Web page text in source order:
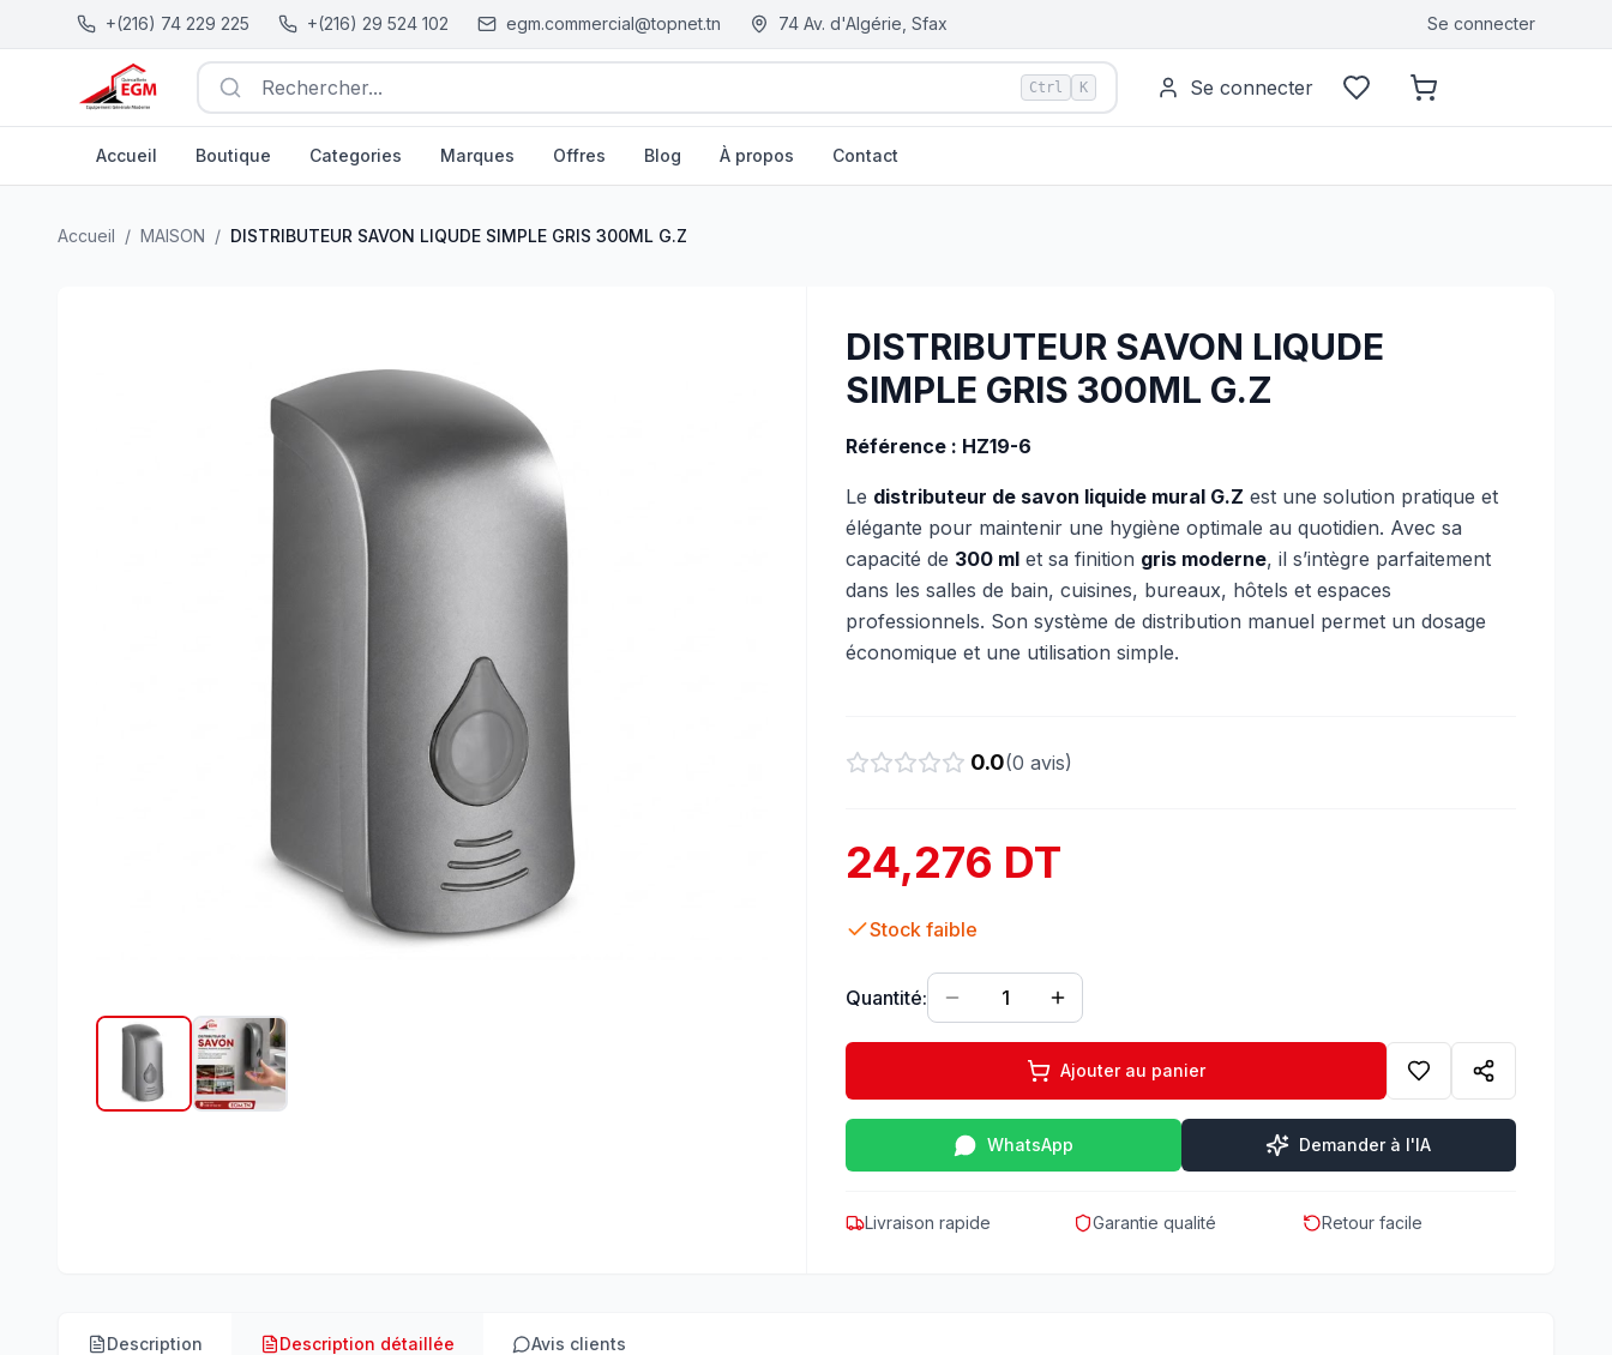
+(216) 74 229 225 +(216) 29 524 102 egm.commercial@topnet.tn 74 Av. d'Algérie, Sfax Se connecter
Rechercher... Ctrl K Se connecter
Accueil Boutique Categories Marques Offres Blog À propos Contact
Accueil / MAISON / DISTRIBUTEUR SAVON LIQUDE SIMPLE GRIS 300ML G.Z
DISTRIBUTEUR SAVON LIQUDE
SIMPLE GRIS 300ML G.Z
Référence : HZ19-6
Le distributeur de savon liquide mural G.Z est une solution pratique et
élégante pour maintenir une hygiène optimale au quotidien. Avec sa
capacité de 300 ml et sa finition gris moderne, il s’intègre parfaitement
dans les salles de bain, cuisines, bureaux, hôtels et espaces
professionnels. Son système de distribution manuel permet un dosage
économique et une utilisation simple.
0.0(0 avis)
24,276 DT
Stock faible
Quantité: 1
Ajouter au panier
WhatsApp Demander à l'IA
Livraison rapide Garantie qualité Retour facile
Description Description détaillée Avis clients